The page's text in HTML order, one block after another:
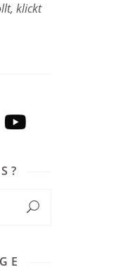
klickt